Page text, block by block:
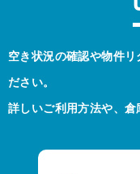
空き状況の確認や物件
ださい。
詳しいご利用方法や、倉